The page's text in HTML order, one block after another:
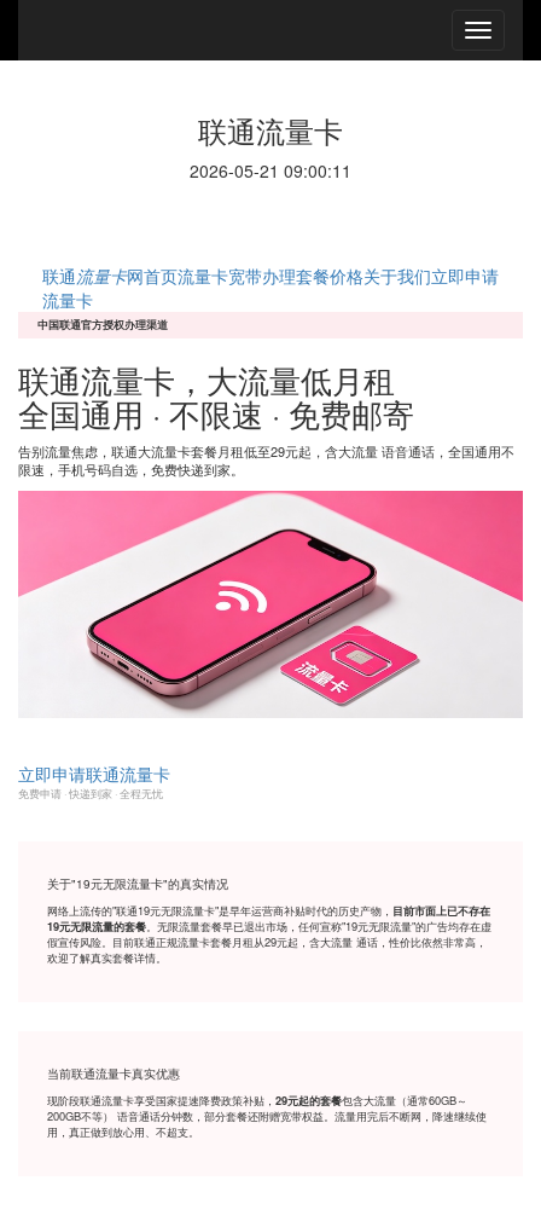
联通流量卡
2026-05-21 09:00:11
联通流量卡网首页流量卡宽带办理套餐价格关于我们立即申请
流量卡
中国联通官方授权办理渠道
联通流量卡 ，大流量低月租
全国通用 · 不限速 · 免费邮寄
告别流量焦虑，联通大流量卡套餐月租低至29元起，含大流量 语音通话，全国通用不
限速，手机号码自选，免费快递到家。
立即申请联通流量卡
免费申请 · 快递到家 · 全程无忧
关于"19元无限流量卡"的真实情况
网络上流传的"联通19元无限流量卡"是早年运营商补贴时代的历史产物，
目前市面上已不存在
19元无限流量的套餐 。无限流量套餐早已退出市场，任何宣称"19元无限流量"的广告均存在虚
假宣传风险。目前联通正规流量卡套餐月租从29元起，含大流量 通话，性价比依然非常高，
欢迎了解真实套餐详情。
当前联通流量卡真实优惠
现阶段联通流量卡享受国家提速降费政策补贴， 29元起的套餐包含大流量（通常60GB～
200GB不等） 语音通话分钟数，部分套餐还附赠宽带权益。流量用完后不断网，降速继续使
用，真正做到放心用、不超支。